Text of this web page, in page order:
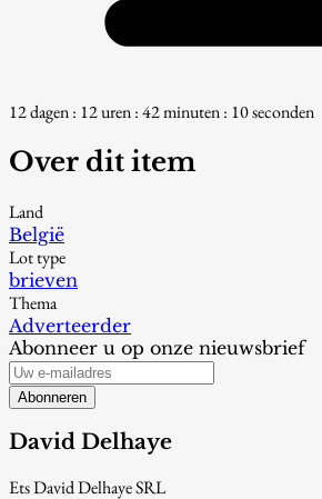
12 dagen : 12 uren : 42 minuten : 9 seconden
Over dit item
Land
België
Lot type
brieven
Thema
Adverteerder
Abonneer u op onze nieuwsbrief
Abonneren
David Delhaye
Ets David Delhaye SRL